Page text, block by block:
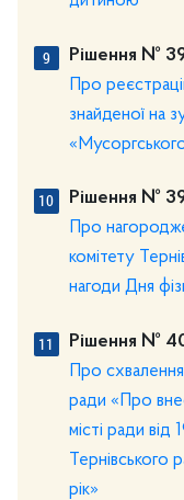
Рішення №
Про
знайденої на
Рішення №
Про
комітету
нагоди Дня
Рішення №
Про
ради «Про
місті ради
Тернівського
рік»